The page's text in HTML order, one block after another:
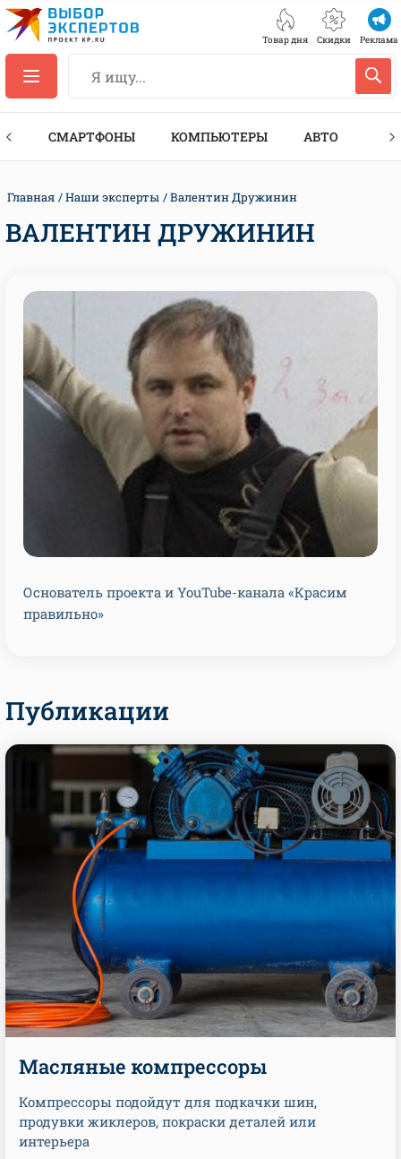
Товар дня Скидки Реклама
СМАРТФОНЫ КОМПЬЮТЕРЫ АВТО
Главная Наши эксперты Валентин Дружинин
ВАЛЕНТИН ДРУЖИНИН
Основатель проекта и YouTube-канала «Красим
правильно»
Публикации
Масляные компрессоры
Компрессоры подойдут для подкачки шин,
продувки жиклеров, покраски деталей или
интерьера